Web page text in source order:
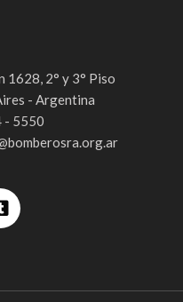
1628, 2° y 3° Piso
- Argentina
- 5550